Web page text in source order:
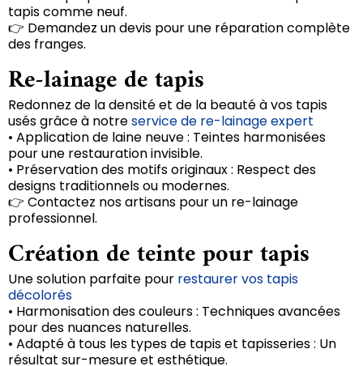
tapis comme neuf.
👉 Demandez un devis pour une réparation complète
des franges.
Re-lainage de tapis
Redonnez de la densité et de la beauté à vos tapis
usés grâce à notreservice de re-lainage expert
• Application de laine neuve : Teintes harmonisées
pour une restauration invisible.
• Préservation des motifs originaux : Respect des
designs traditionnels ou modernes.
👉 Contactez nos artisans pour un re-lainage
professionnel.
Création de teinte pour tapis
Une solution parfaite pour restaurer vos tapis
décolorés
• Harmonisation des couleurs : Techniques avancées
pour des nuances naturelles.
• Adapté à tous les types de tapis et tapisseries : Un
résultat sur-mesure et esthétique.